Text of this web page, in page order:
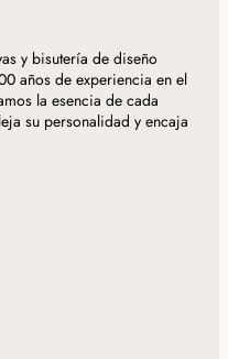
y bisutería de diseño
años de experiencia en el
la esencia de cada
su personalidad y encaja